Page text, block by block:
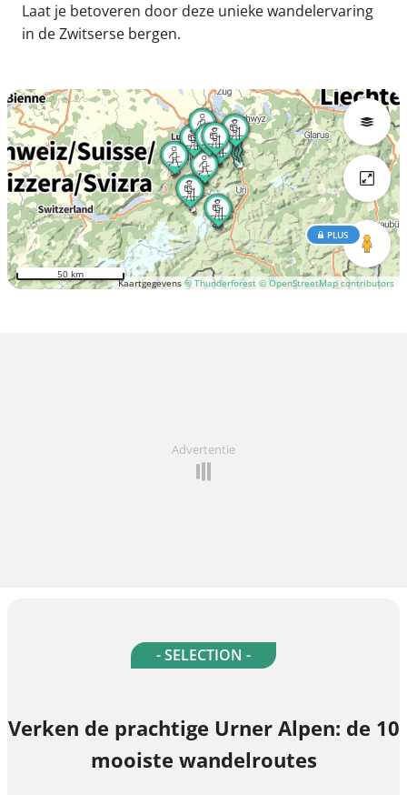
Laat je betoveren door deze unieke wandelervaring
in de Zwitserse bergen.
Kaartgegevens © Thunderforest © OpenStreetMap contributors
PLUS
50 km
Advertentie
- SELECTION -
Verken de prachtige Urner Alpen: de 10
mooiste wandelroutes